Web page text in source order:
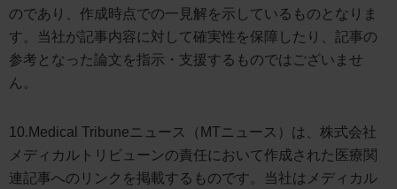
のであり、作成時点での一見解を示しているものとなりま
す。当社が記事内容に対して確実性を保障したり、記事の
参考となった論文を指示・支援するものではございませ
ん。
10.Medical Tribuneニュース（MTニュース）は、株式会社
メディカルトリビューンの責任において作成された医療関
連記事へのリンクを掲載するものです。当社はメディカル